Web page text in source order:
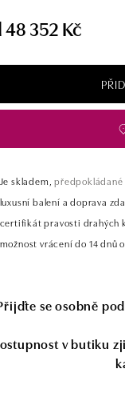
352 Kč
Je skladem, předpokládané
luxusní balení a doprava
certifikát pravosti drahých
možnost vrácení do 14 dnů
se osobně
v butiku